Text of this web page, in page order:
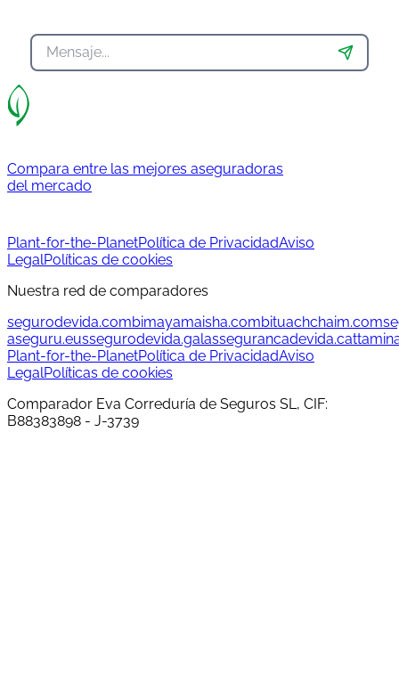
Compara entre las mejores aseguradoras
del mercado
Plant-for-the-PlanetPolítica de PrivacidadAviso
LegalPolíticas de cookies
Nuestra red de comparadores
segurodevida.combimayamaisha.combituachchaim.com
aseguru.eussegurodevida.galassegurancadevida.cat
Plant-for-the-PlanetPolítica de PrivacidadAviso
LegalPolíticas de cookies
Comparador Eva Correduría de Seguros SL, CIF:
B88383898 - J-3739